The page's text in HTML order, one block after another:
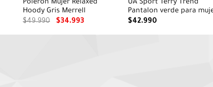
Poleron Mujer Relaxed
Hoody Gris Merrell
$49.990 $34.993
UA Sport Terry Trend
Pantalon verde para
$42.990